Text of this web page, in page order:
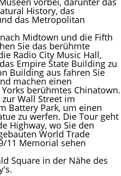
History, das
das Metropolitan
Midtown und die Fifth
Sie das berühmte
Radio City Music Hall,
Empire State Building zu
Building aus fahren Sie
machen einen
berühmtes Chinatown.
Wall Street im
Battery Park, um einen
zu werfen. Die Tour geht
Highway, wo Sie den
World Trade
11 Memorial sehen
Square in der Nähe des